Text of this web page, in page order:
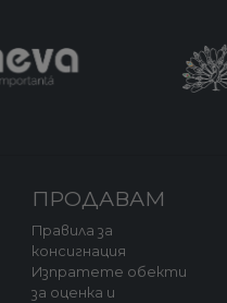
ПРОДАВАМ
Правила за
консигнация
Изпратете обекти
за оценка и